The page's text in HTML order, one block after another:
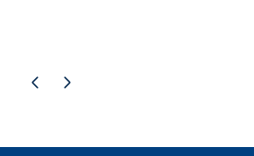
Pagina precedente
Pagina successiva